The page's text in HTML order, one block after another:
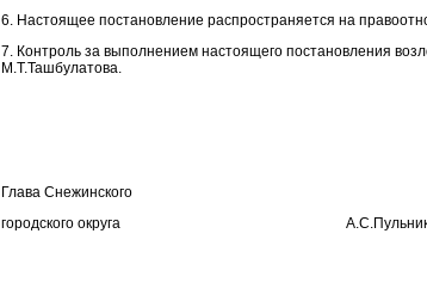
6. Настоящее постановление распространяется на
7. Контроль за выполнением настоящего постановления
М.Т.Ташбулатова.
Глава Снежинского
городского округа